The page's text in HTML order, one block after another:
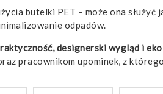
butelki PET – może ona
odpadów.
designerski wygląd i
pracownikom upominek, z